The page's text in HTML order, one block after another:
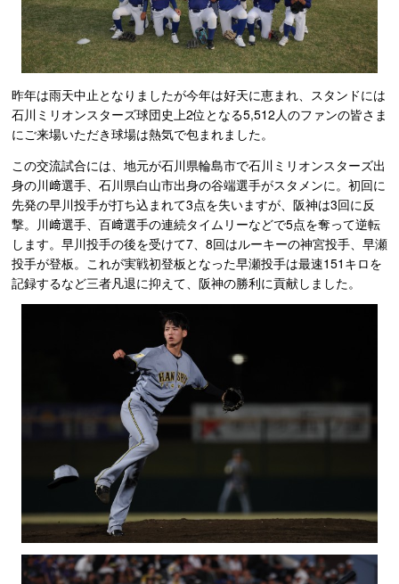
昨年は雨天中止となりましたが今年は好天に恵まれ、スタンドには
石川ミリオンスターズ球団史上2位となる5,512人のファンの皆さま
にご来場いただき球場は熱気で包まれました。
この交流試合には、地元が石川県輪島市で石川ミリオンスターズ出
身の川﨑選手、石川県白山市出身の谷端選手がスタメンに。初回に
先発の早川投手が打ち込まれて3点を失いますが、阪神は3回に反
撃。川﨑選手、百﨑選手の連続タイムリーなどで5点を奪って逆転
します。早川投手の後を受けて7、8回はルーキーの神宮投手、早瀬
投手が登板。これが実戦初登板となった早瀬投手は最速151キロを
記録するなど三者凡退に抑えて、阪神の勝利に貢献しました。